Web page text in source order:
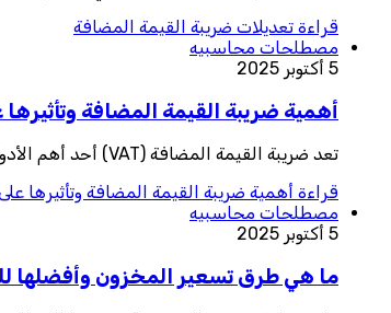
قراءة تعديلات ضريبة القيمة المضافة
مصطلحات محاسبيه
5 أكتوبر 2025
أهمية ضريبة القيمة المضافة وتأثيرها
تعد ضريبة القيمة المضافة (VAT) أحد أهم الأدوات المالية التي تعتمد عليها الحكومات لتوفير موارد مالية مستدامة لدعم الإنفاق العام وتحسين الخدما
قراءة أهمية ضريبة القيمة المضافة وتأثيرها
مصطلحات محاسبيه
5 أكتوبر 2025
ما هي طرق تسعير المخزون وأفضلها